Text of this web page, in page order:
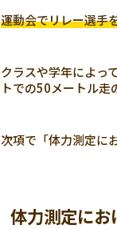
運動会でリレー選手
クラスや学年によっ
トでの50メートル走
次項で「体力測定に
体力測定に